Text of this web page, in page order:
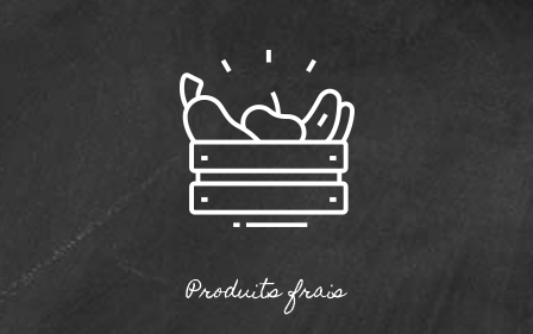
Produits frais